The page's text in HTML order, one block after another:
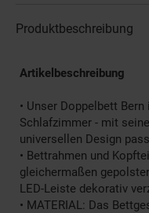
Produktbeschreibung
Artikelbeschreibung
• Unser Doppelbett
Schlafzimmer - mit
universellen Design
• Bettrahmen und
gleichermaßen
LED-Leiste dekorativ
• MATERIAL: Das